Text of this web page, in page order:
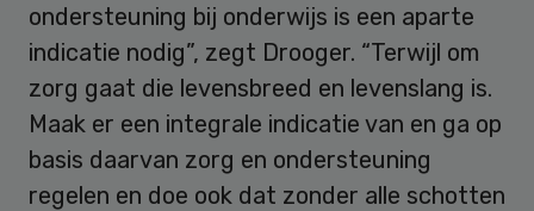
ondersteuning bij onderwijs is een aparte
indicatie nodig”, zegt Drooger. “Terwijl om
zorg gaat die levensbreed en levenslang is.
Maak er een integrale indicatie van en ga op
basis daarvan zorg en ondersteuning
regelen en doe ook dat zonder alle schotten